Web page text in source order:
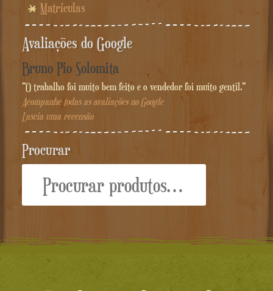
Matrículas
Avaliações do Google
Bruno Pio Solomita
"O trabalho foi muito bem feito e o vendedor foi muito gentil."
Acompanhe todas as avaliações no Google
Lascia uma recensão
Procurar